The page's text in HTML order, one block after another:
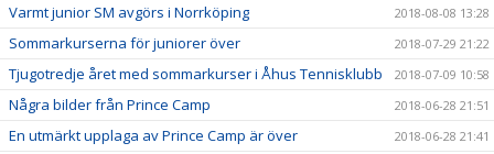
Varmt junior SM avgörs i Norrköping 2018-08-08 13:28
Sommarkurserna för juniorer över 2018-07-29 21:22
Tjugotredje året med sommarkurser i Åhus Tennisklubb 2018-07-09 10:58
Några bilder från Prince Camp 2018-06-28 21:51
En utmärkt upplaga av Prince Camp är över 2018-06-28 21:41